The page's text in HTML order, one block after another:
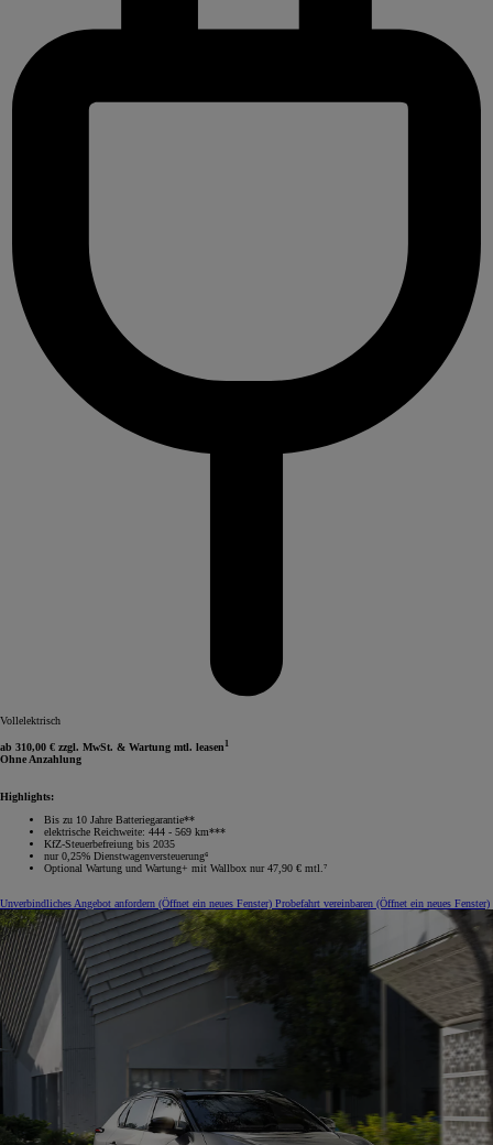
Vollelektrisch
ab 310,00 € zzgl. MwSt. & Wartung mtl. leasen 1
Ohne Anzahlung
Highlights:
Bis zu 10 Jahre Batteriegarantie**
elektrische Reichweite: 444 - 569 km***
KfZ-Steuerbefreiung bis 2035
nur 0,25% Dienstwagenversteuerung⁶
Optional Wartung und Wartung+ mit Wallbox nur 47,90 € mtl.⁷
Unverbindliches Angebot anfordern (Öffnet ein neues Fenster) Probefahrt vereinbaren (Öffnet ein neues Fenster)